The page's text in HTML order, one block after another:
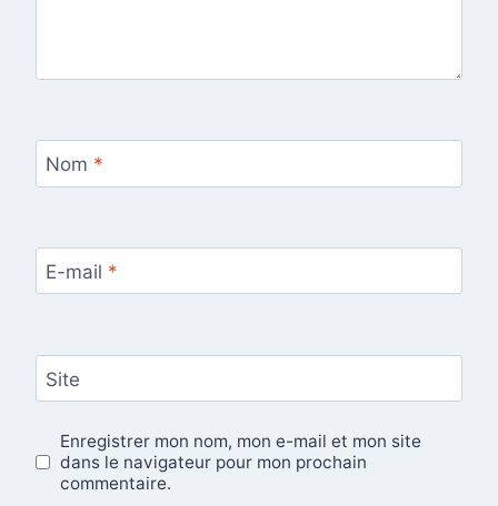
Nom *
E-mail *
Site
Enregistrer mon nom, mon e-mail et mon site
dans le navigateur pour mon prochain
commentaire.